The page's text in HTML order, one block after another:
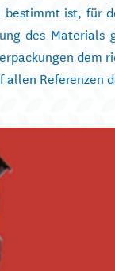
ist, für
des Materials
dem
Referenzen